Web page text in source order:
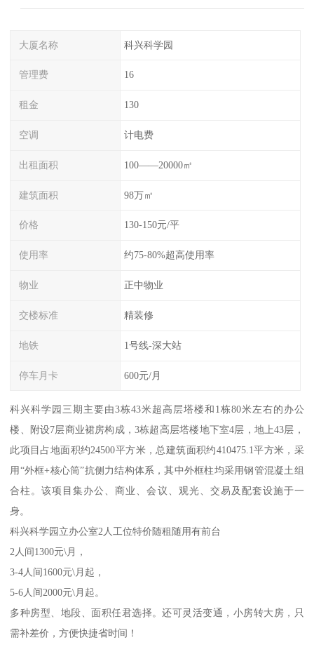
大厦名称 科兴科学园
管理费 16
租金 130
空调 计电费
出租面积 100——20000㎡
建筑面积 98万㎡
价格 130-150元/平
使用率 约75-80%超高使用率
物业 正中物业
交楼标准 精装修
地铁 1号线-深大站
停车月卡 600元/月
科兴科学园三期主要由3栋43米超高层塔楼和1栋80米左右的办公
楼、附设7层商业裙房构成，3栋超高层塔楼地下室4层，地上43层，
此项目占地面积约24500平方米，总建筑面积约410475.1平方米，采
用“外框+核心筒”抗侧力结构体系，其中外框柱均采用钢管混凝土组
合柱。该项目集办公、商业、会议、观光、交易及配套设施于一
身。
科兴科学园立办公室2人工位特价随租随用有前台
2人间1300元\月，
3-4人间1600元\月起，
5-6人间2000元\月起。
多种房型、地段、面积任君选择。还可灵活变通，小房转大房，只
需补差价，方便快捷省时间！